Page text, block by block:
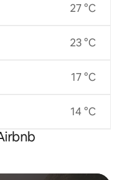
27 °C
23 °C
17 °C
14 °C